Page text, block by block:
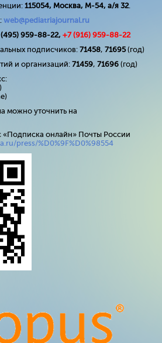
115054, Москва, М-54, а/я 32.
web@pediatriajournal.ru
959-88-22, +7 (916) 959-88-22
подписчиков: 71458, 71695(год)
и организаций: 71459, 71696 (год)
можно уточнить на
«Подписка онлайн» Почты России
press/%D0%9F%D0%98554